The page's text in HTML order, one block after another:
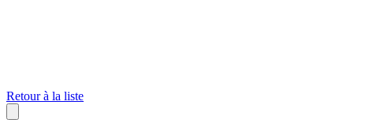
Retour à la liste